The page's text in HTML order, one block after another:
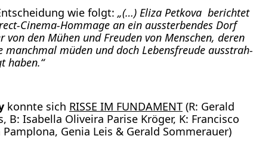
wie folgt: „(…) Eli­za Pet­ko­va berich­tet
Cine­ma-Hom­mage an ein aus­ster­ben­des Dorf
von den Mühen und Freu­den von Men­schen, deren
manch­mal müden und doch Lebens­freu­de aus­strah­
haben.“
konn­te sich RISSE IM FUNDAMENT(R: Gerald
B: Isa­bel­la Oli­vei­ra Pari­se Krö­ger, K: Fran­cis­co
Genia Leis & Gerald Som­mer­au­er)